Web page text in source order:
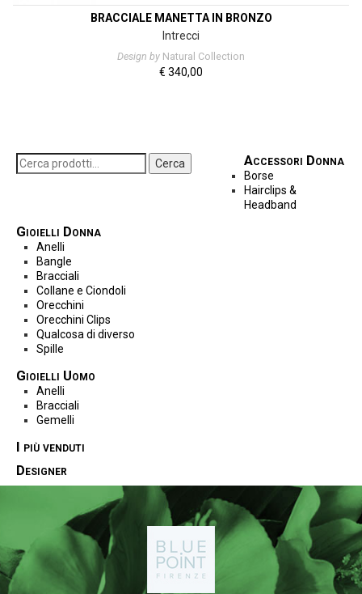
BRACCIALE MANETTA IN BRONZO
Intrecci
Design by Natural Collection
€ 340,00
Cerca Accessori Donna
Borse
Hairclips &
Headband
Gioielli Donna
Anelli
Bangle
Bracciali
Collane e Ciondoli
Orecchini
Orecchini Clips
Qualcosa di diverso
Spille
Gioielli Uomo
Anelli
Bracciali
Gemelli
I più venduti
Designer